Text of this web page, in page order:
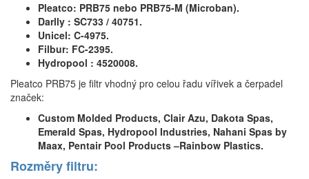
Pleatco: PRB75 nebo PRB75-M (Microban).
Darlly : SC733 / 40751.
Unicel: C-4975.
Filbur: FC-2395.
Hydropool : 4520008.
Pleatco PRB75 je filtr vhodný pro celou řadu vířivek a čerpadel
značek:
Custom Molded Products, Clair Azu, Dakota Spas,
Emerald Spas, Hydropool Industries, Nahani Spas by
Maax, Pentair Pool Products –Rainbow Plastics.
Rozměry filtru: